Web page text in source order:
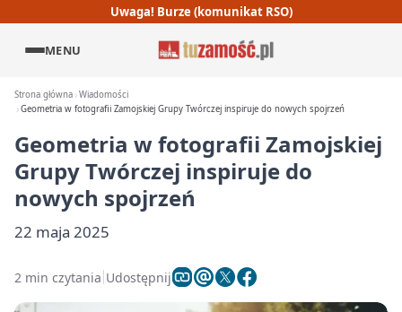
Uwaga! Burze (komunikat RSO)
MENU
Strona główna Wiadomości
Geometria w fotografii Zamojskiej Grupy Twórczej inspiruje do nowych spojrzeń
Geometria w fotografii Zamojskiej
Grupy Twórczej inspiruje do
nowych spojrzeń
22 maja 2025
2 min czytania Udostępnij